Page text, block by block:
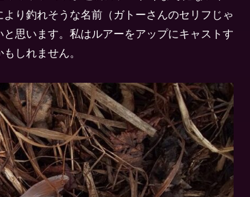
り釣れそうな名前（ガトーさんのセリフじゃ
思います。私はルアーをアップにキャストす
しれません。